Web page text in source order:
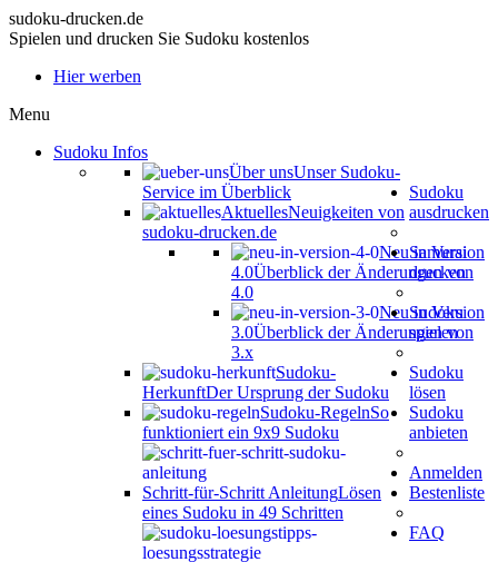
sudoku-drucken.de
Spielen und drucken Sie Sudoku kostenlos
Hier werben
Menu
Sudoku Infos
Über unsUnser Sudoku-
Service im Überblick
AktuellesNeuigkeiten von
sudoku-drucken.de
Neu in Version
4.0Überblick der Änderungen von
4.0
Neu in Version
3.0Überblick der Änderungen von
3.x
Sudoku-
HerkunftDer Ursprung der Sudoku
Sudoku-RegelnSo
funktioniert ein 9x9 Sudoku
Schritt-für-Schritt AnleitungLösen
eines Sudoku in 49 Schritten
Sudoku
ausdrucken
Samurai
drucken
Sudoku
spielen
Sudoku
lösen
Sudoku
anbieten
Anmelden
Bestenliste
FAQ